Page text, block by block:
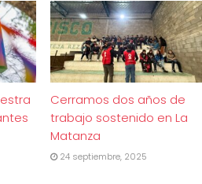
Cerramos dos años de
trabajo sostenido en La
Matanza
24 septiembre, 2025